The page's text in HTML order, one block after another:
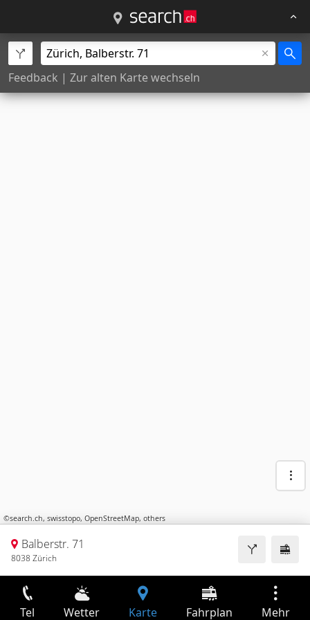
Feedback | Zur alten Karte wechseln
©search.ch, swisstopo, OpenStreetMap, others
Balberstr. 71
8038 Zürich
Tel Wetter Karte Fahrplan Mehr